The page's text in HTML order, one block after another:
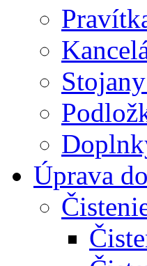
Úprava